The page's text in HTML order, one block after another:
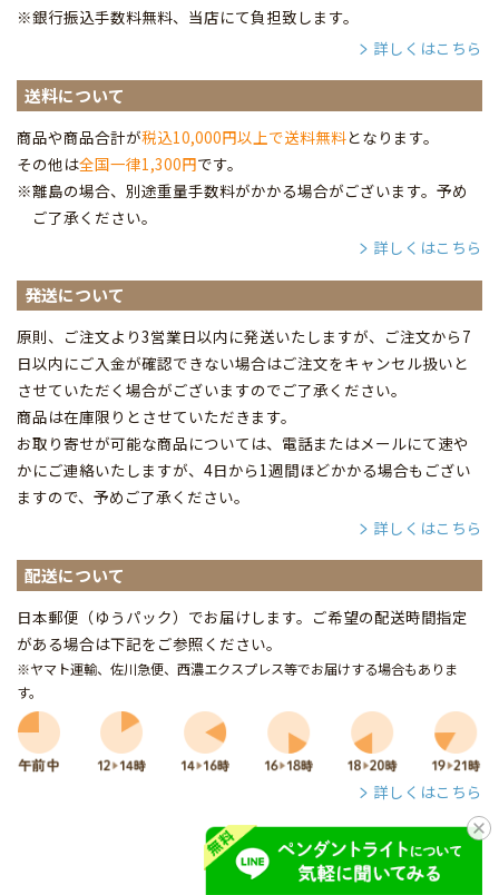
※銀行振込手数料無料、当店にて負担致します。
詳しくはこちら
送料について
商品や商品合計が税込10,000円以上で送料無料となります。
その他は全国一律1,300円です。
※離島の場合、別途重量手数料がかかる場合がございます。予め
ご了承ください。
詳しくはこちら
発送について
原則、ご注文より3営業日以内に発送いたしますが、ご注文から7
日以内にご入金が確認できない場合はご注文をキャンセル扱いと
させていただく場合がございますのでご了承ください。
商品は在庫限りとさせていただきます。
お取り寄せが可能な商品については、電話またはメールにて速や
かにご連絡いたしますが、4日から1週間ほどかかる場合もござい
ますので、予めご了承ください。
詳しくはこちら
配送について
日本郵便（ゆうパック）でお届けします。ご希望の配送時間指定
がある場合は下記をご参照ください。
※ヤマト運輸、佐川急便、西濃エクスプレス等でお届けする場合もありま
す。
詳しくはこちら